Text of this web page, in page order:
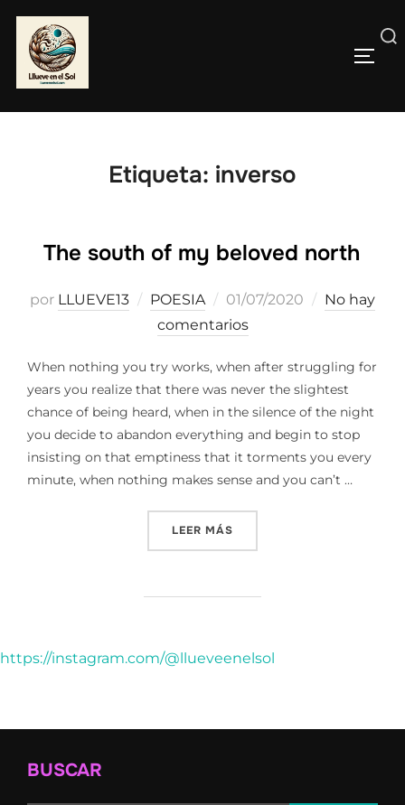
contenido
Buscar:
Etiqueta: inverso
The south of my beloved north
por LLUEVE13 POESIA
Publicado
el
01/07/2020
No hay
comentarios
When nothing you try works, when after struggling for
years you realize that there was never the slightest
chance of being heard, when in the silence of the night
you decide to abandon everything and begin to stop
insisting on that emptiness that it torments you every
minute, when nothing makes sense and you can’t …
LEER MÁS
https://instagram.com/@llueveenelsol
BUSCAR